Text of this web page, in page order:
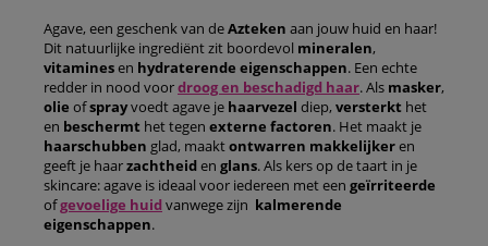
Agave, een geschenk van deAzteken aan jouw huid en haar!
Dit natuurlijke ingrediënt zit boordevol mineralen,
vitaminesen hydraterende eigenschappen. Een echte
redder in nood voordroog en beschadigd haar. Als masker,
olie ofsprayvoedt agave je haarvezel diep, versterkt het
en beschermt het tegen externe factoren. Het maakt je
haarschubben glad, maaktontwarren makkelijkeren
geeft je haarzachtheiden glans. Als kers op de taart in je
skincare: agave is ideaal voor iedereen met een geïrriteerde
ofgevoelige huidvanwege zijn kalmerende
eigenschappen.